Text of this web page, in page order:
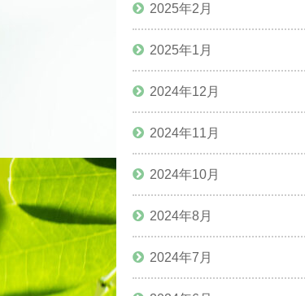
2025年2月
2025年1月
2024年12月
2024年11月
2024年10月
2024年8月
2024年7月